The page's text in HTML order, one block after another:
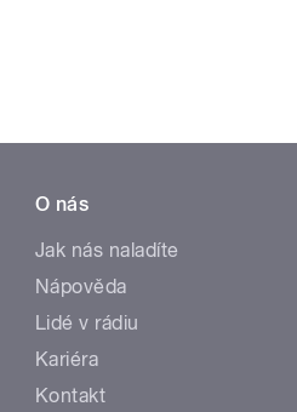
O nás
Jak nás naladíte
Nápověda
Lidé v rádiu
Kariéra
Kontakt